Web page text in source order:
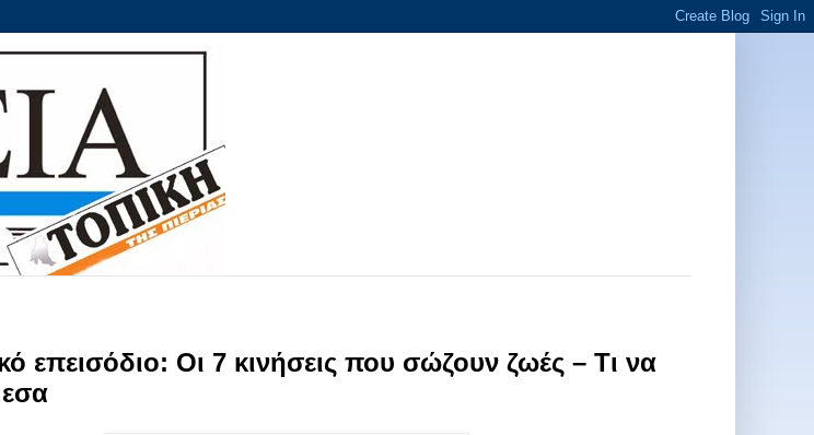
επεισόδιο: Οι 7 κινήσεις που σώζουν ζωές – Τι να